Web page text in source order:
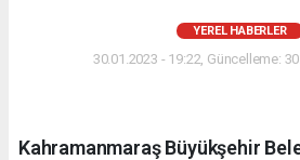
YEREL HABERLER
30.01.2023 - 19:22, Güncelleme:
Kahramanmaraş Büyükşehir